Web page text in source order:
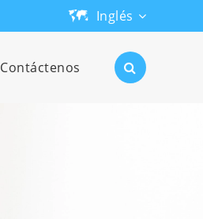
Inglés
Contáctenos